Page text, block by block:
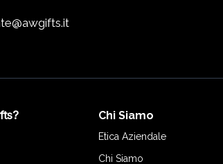
Chi Siamo
Etica Aziendale
Chi Siamo